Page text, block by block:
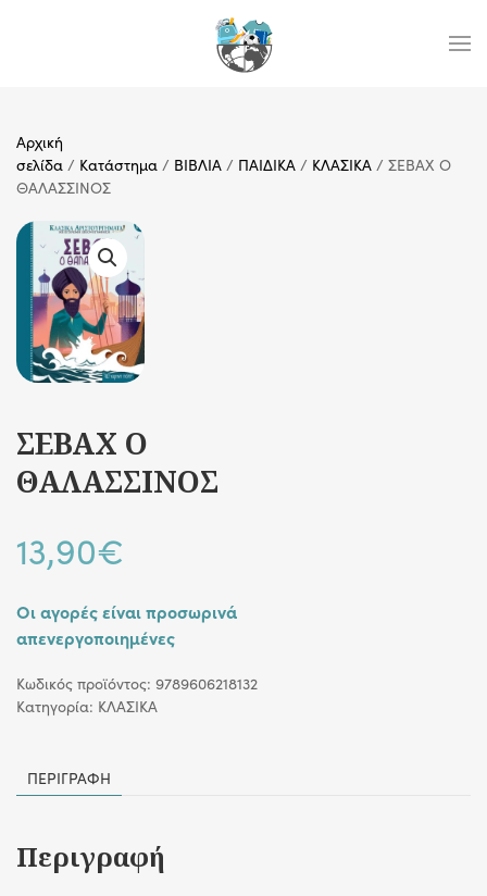
Αρχική
σελίδα / Κατάστημα / ΒΙΒΛΙΑ / ΠΑΙΔΙΚΑ / ΚΛΑΣΙΚΑ / ΣΕΒΑΧ Ο
ΘΑΛΑΣΣΙΝΟΣ
ΣΕΒΑΧ Ο
ΘΑΛΑΣΣΙΝΟΣ
13,90€
Οι αγορές είναι προσωρινά
απενεργοποιημένες
Κωδικός προϊόντος: 9789606218132
Κατηγορία: ΚΛΑΣΙΚΑ
ΠΕΡΙΓΡΑΦΉ
Περιγραφή